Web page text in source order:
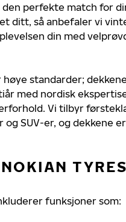
perfekte match for
ditt, så anbefaler vi
din med
standarder;
med nordisk
Vi tilbyr
SUV-er, og dekkene
funksjoner som: